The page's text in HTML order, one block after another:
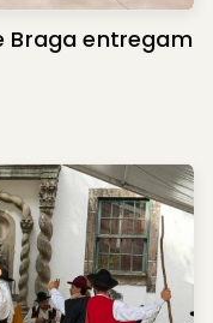
Braga entregam